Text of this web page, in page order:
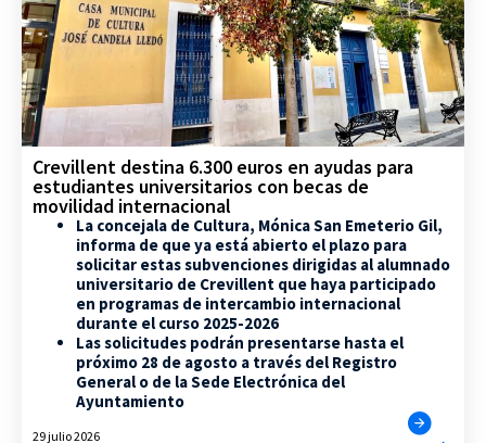
Crevillent destina 6.300 euros en ayudas para
estudiantes universitarios con becas de
movilidad internacional
La concejala de Cultura, Mónica San Emeterio Gil,
informa de que ya está abierto el plazo para
solicitar estas subvenciones dirigidas al alumnado
universitario de Crevillent que haya participado
en programas de intercambio internacional
durante el curso 2025-2026
Las solicitudes podrán presentarse hasta el
próximo 28 de agosto a través del Registro
General o de la Sede Electrónica del
Ayuntamiento
29 julio 2026